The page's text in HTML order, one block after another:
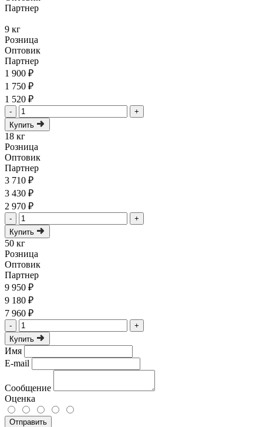
Партнер
9 кг
Розница
Оптовик
Партнер
1 900 ₽
1 750 ₽
1 520 ₽
-
+
Купить
18 кг
Розница
Оптовик
Партнер
3 710 ₽
3 430 ₽
2 970 ₽
-
+
Купить
50 кг
Розница
Оптовик
Партнер
9 950 ₽
9 180 ₽
7 960 ₽
-
+
Купить
Имя
E-mail
Сообщение
Оценка
Отправить